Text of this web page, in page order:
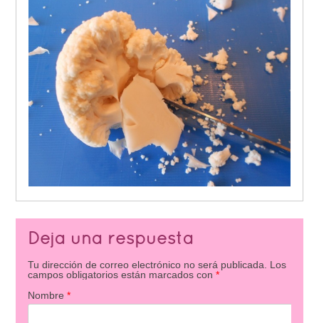
Deja una respuesta
Tu dirección de correo electrónico no será publicada.
Los
campos obligatorios están marcados con *
Nombre *